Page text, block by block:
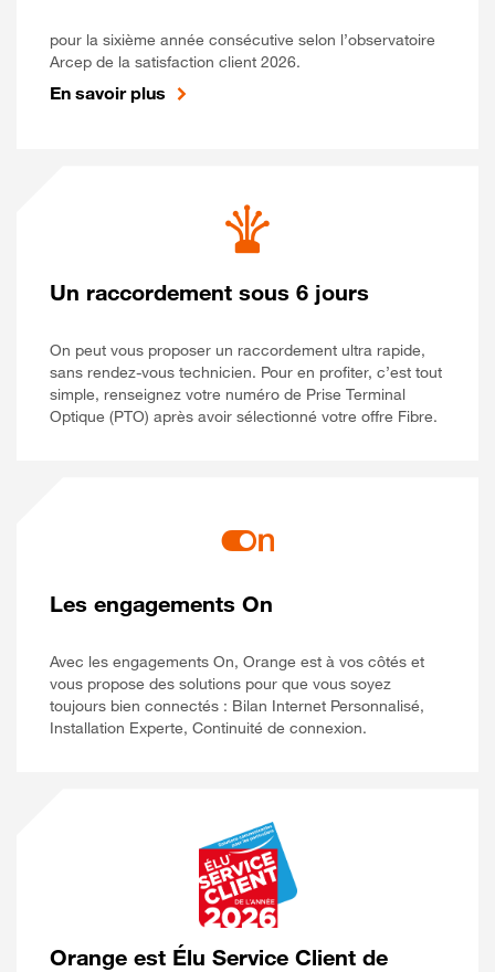
pour la sixième année consécutive selon l’observatoire
Arcep de la satisfaction client 2026.
En savoir plus
Un raccordement sous 6 jours
On peut vous proposer un raccordement ultra rapide,
sans rendez-vous technicien. Pour en profiter, c’est tout
simple, renseignez votre numéro de Prise Terminal
Optique (PTO) après avoir sélectionné votre offre Fibre.
Les engagements On
Avec les engagements On, Orange est à vos côtés et
vous propose des solutions pour que vous soyez
toujours bien connectés : Bilan Internet Personnalisé,
Installation Experte, Continuité de connexion.
Orange est Élu Service Client de